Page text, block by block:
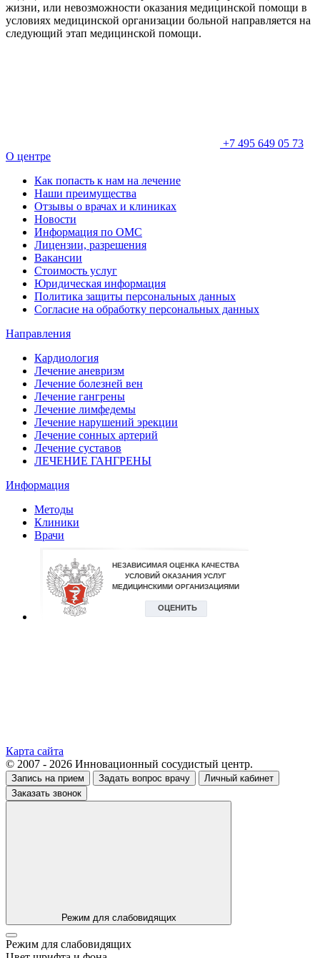
жизни, или невозможности оказания медицинской помощи в
условиях медицинской организации больной направляется на
следующий этап медицинской помощи.
+7 495 649 05 73
О центре
Как попасть к нам на лечение
Наши преимущества
Отзывы о врачах и клиниках
Новости
Информация по ОМС
Лицензии, разрешения
Вакансии
Стоимость услуг
Юридическая информация
Политика защиты персональных данных
Согласие на обработку персональных данных
Направления
Кардиология
Лечение аневризм
Лечение болезней вен
Лечение гангрены
Лечение лимфедемы
Лечение нарушений эрекции
Лечение сонных артерий
Лечение суставов
ЛЕЧЕНИЕ ГАНГРЕНЫ
Информация
Методы
Клиники
Врачи
Карта сайта
© 2007 - 2026 Инновационный сосудистый центр.
Запись на прием Задать вопрос врачу
Личный кабинет
Заказать звонок
Режим для слабовидящих
Режим для слабовидящих